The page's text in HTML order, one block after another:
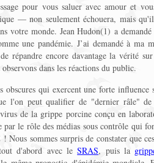
pour vous saluer avec amour et
— non seulement échouera, mais qu'il
votre monde. Jean Hudon(1) a
une pandémie. J’ai demandé à ma
répandre encore davantage la vérité
dans les réactions du public.
qui exercent une forte influence
l'on peut qualifier de "dernier râle"
de la grippe porcine conçu en
par le rôle des médias sous contrôle qui
sommes surpris de constater que
tout d'abord avec leSRAS, puis la